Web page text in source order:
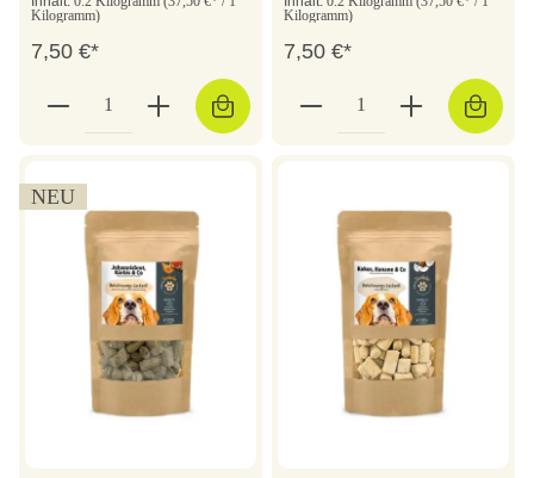
Kilogramm)
7,50 €*
Kilogramm)
7,50 €*
NEU